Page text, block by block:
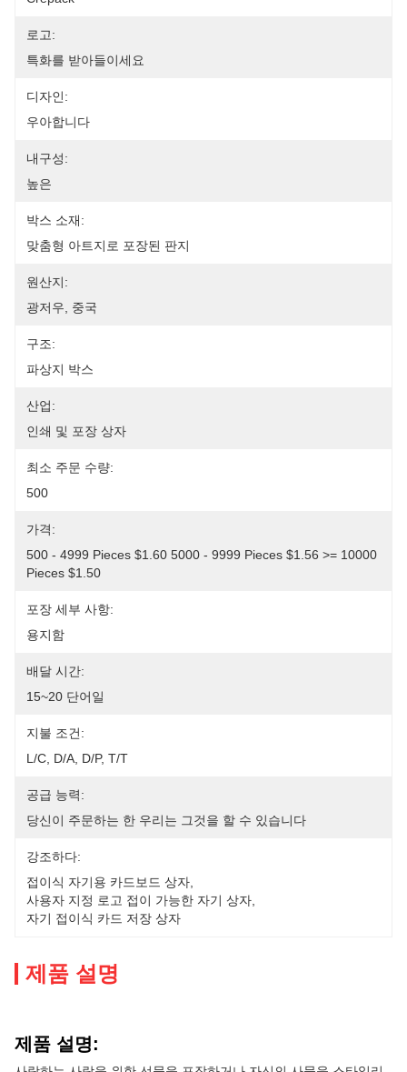
로고:
특화를 받아들이세요
디자인:
우아합니다
내구성:
높은
박스 소재:
맞춤형 아트지로 포장된 판지
원산지:
광저우, 중국
구조:
파상지 박스
산업:
인쇄 및 포장 상자
최소 주문 수량:
500
가격:
500 - 4999 Pieces $1.60 5000 - 9999 Pieces $1.56 >= 10000
Pieces $1.50
포장 세부 사항:
용지함
배달 시간:
15~20 단어일
지불 조건:
L/C, D/A, D/P, T/T
공급 능력:
당신이 주문하는 한 우리는 그것을 할 수 있습니다
강조하다:
접이식 자기용 카드보드 상자
사용자 지정 로고 접이 가능한 자기 상자
자기 접이식 카드 저장 상자
제품 설명
제품 설명: